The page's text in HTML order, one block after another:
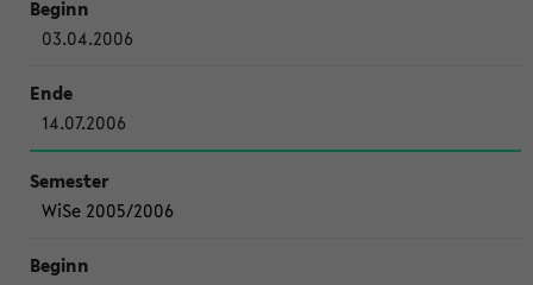
03.04.2006
14.07.2006
WiSe 2005/2006